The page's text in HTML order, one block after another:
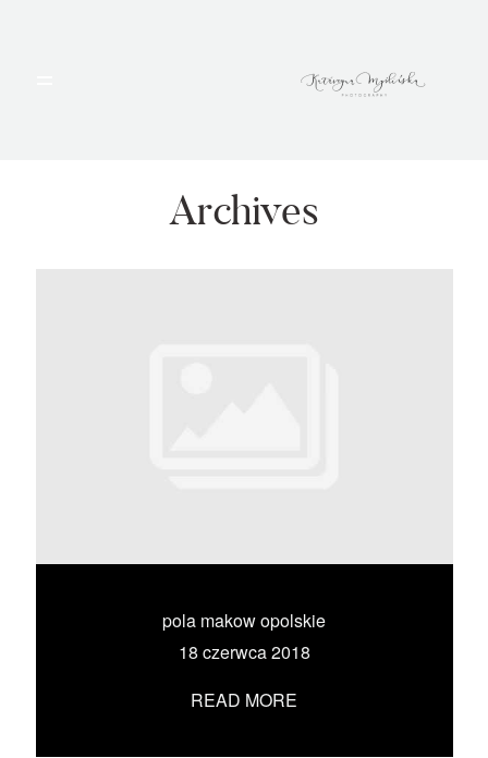
Archives
pola makow opolskie
18 czerwca 2018
READ MORE
PORTFOLIO
UMÓW SIĘ ZE MNĄ →